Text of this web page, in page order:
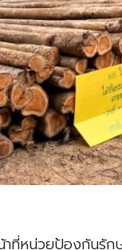
ที่หน่วยป้องกันรั